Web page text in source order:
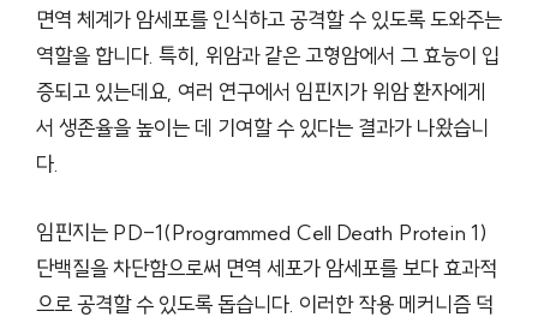
면역 체계가 암세포를 인식하고 공격할 수 있도록 도와주는
역할을 합니다. 특히, 위암과 같은 고형암에서 그 효능이 입
증되고 있는데요, 여러 연구에서 임핀지가 위암 환자에게
서 생존율을 높이는 데 기여할 수 있다는 결과가 나왔습니
다.
임핀지는 PD-1(Programmed Cell Death Protein 1)
단백질을 차단함으로써 면역 세포가 암세포를 보다 효과적
으로 공격할 수 있도록 돕습니다. 이러한 작용 메커니즘 덕